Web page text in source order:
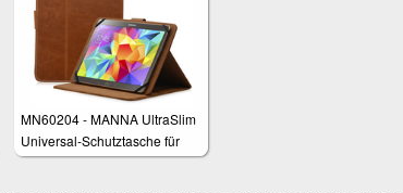
MN60204 - MANNA UltraSlim
Universal-Schutztasche für
Tablets mit 8 bis 10 Zoll